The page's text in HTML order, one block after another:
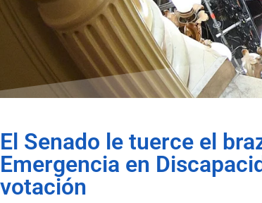
El Senado le tuerce el
Emergencia en
votación